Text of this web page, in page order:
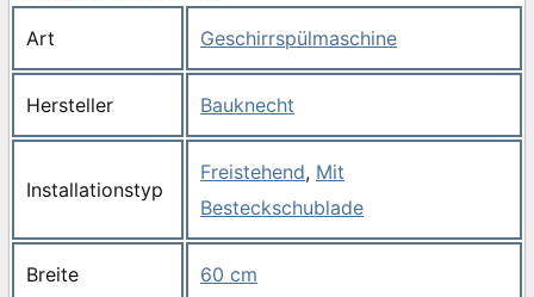
Art Geschirrspülmaschine
Hersteller Bauknecht
Installationstyp
Freistehend, Mit
Besteckschublade
Breite 60 cm